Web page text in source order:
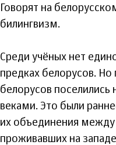
Говорят на
билингвизм.
Среди учёных нет
предках белорусов.
белорусов
веками. Это были
их объединения
проживавших на